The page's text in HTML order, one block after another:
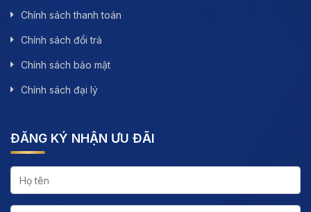
Chính sách thanh toán
Chính sách đổi trả
Chính sách bảo mật
Chính sách đại lý
ĐĂNG KÝ NHẬN ƯU ĐÃI